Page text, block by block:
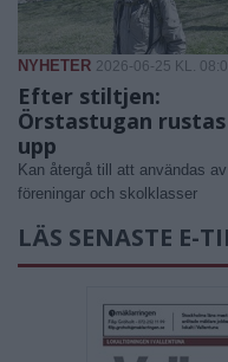
NYHETER 2026-06-25 KL.
Efter stiltjen:
Örstastugan rustas
upp
Kan återgå till att användas av
föreningar och skolklasser
LÄS SENASTE E-